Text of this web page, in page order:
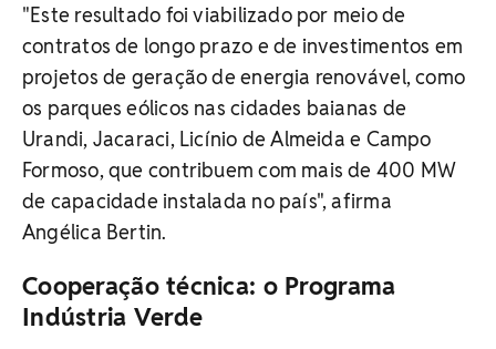
"Este resultado foi viabilizado por meio de
contratos de longo prazo e de investimentos em
projetos de geração de energia renovável, como
os parques eólicos nas cidades baianas de
Urandi, Jacaraci, Licínio de Almeida e Campo
Formoso, que contribuem com mais de 400 MW
de capacidade instalada no país", afirma
Angélica Bertin.
Cooperação técnica: o Programa
Indústria Verde